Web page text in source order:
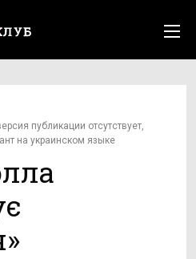
публикации отсутствует,
на украинском языке